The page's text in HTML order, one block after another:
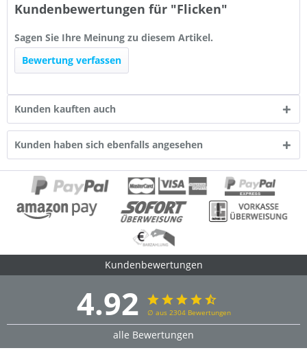
Kundenbewertungen für "Flicken"
Sagen Sie Ihre Meinung zu diesem Artikel.
Bewertung verfassen
Kunden kauften auch
Kunden haben sich ebenfalls angesehen
Kundenbewertungen
4.92 ∅ aus 2304 Bewertungen
alle Bewertungen